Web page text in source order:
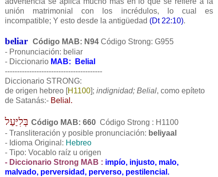
unión matrimonial con los incrédulos, lo cual es
incompatible; Y esto desde la antigüedad (Dt 22:10).
beliar Código MAB: N94 Código Strong: G955
- Pronunciación: beliar
- Diccionario MAB: Belial
----------------------------------------
Diccionario STRONG:
de origen hebreo [H1100]; indignidad; Belial, como epíteto
de Satanás:- Belial.
בְּלִיַּעַל Código MAB: 660 Código Strong : H1100
- Transliteración y posible pronunciación: beliyaal
- Idioma Original: Hebreo
- Tipo: Vocablo raíz u origen
- Diccionario Strong MAB : impío, injusto, malo,
malvado, perversidad, perverso, pestilencial.